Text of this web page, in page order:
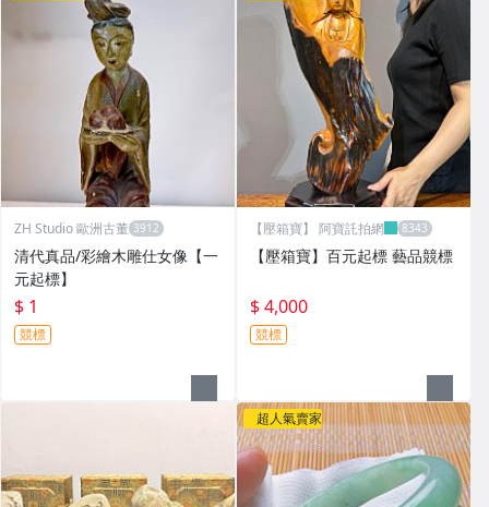
ZH Studio 歐洲古董
清代真品/彩繪木雕仕女像【一
元起標】
$ 1
競標
【壓箱寶】 阿寶託拍網
【壓箱寶】百元起標 藝品競標
$ 4,000
競標
超人氣賣家